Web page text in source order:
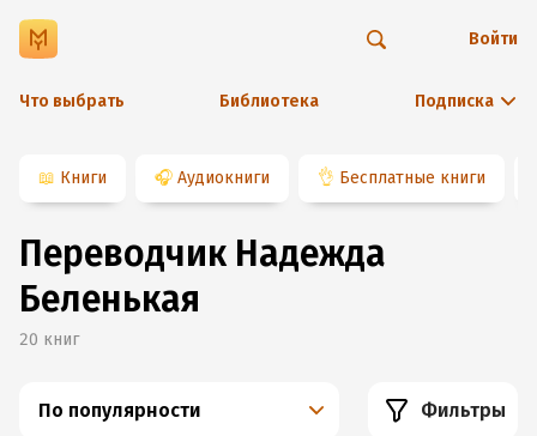
Что выбрать Библиотека Подписка
Войти
📖 Книги 🎧 Аудиокниги 👌 Бесплатные книги
Переводчик Надежда
Беленькая
20 книг
По популярности Фильтры